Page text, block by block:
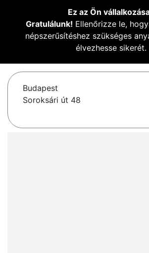
Ez az Ön
Gratulálunk! Ellenőrizze le,
népszerűsítéshez szükséges
élvezhesse sikerét.
Budapest
Soroksári út 48